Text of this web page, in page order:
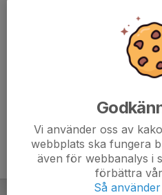
Vi använder oss av
webbplats ska fungera
även för webbanalys i
förbättra
Så